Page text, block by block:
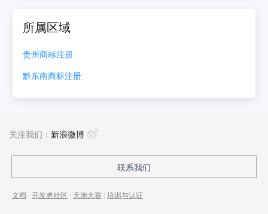
所属区域
贵州商标注册
黔东南商标注册